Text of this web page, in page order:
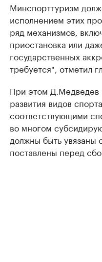
Минспорттуризм
исполнением этих
ряд механизмов,
приостановка или
государственных
требуется", отметил
При этом Д.Медведев
развития видов
соответствующими
во многом
должны быть увязаны
поставлены перед